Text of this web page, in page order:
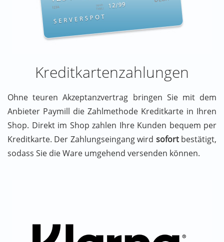
Kreditkartenzahlungen
Ohne teuren Akzeptanzvertrag bringen Sie mit dem
Anbieter Paymill die Zahlmethode Kreditkarte in Ihren
Shop. Direkt im Shop zahlen Ihre Kunden bequem per
Kreditkarte. Der Zahlungseingang wird sofort bestätigt,
sodass Sie die Ware umgehend versenden können.